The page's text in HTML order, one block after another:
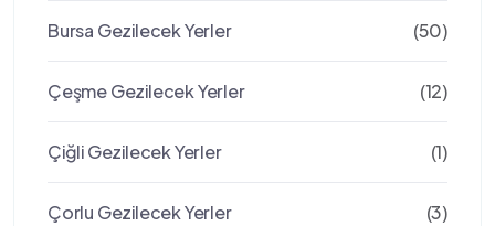
Bursa Gezilecek Yerler (50)
Çeşme Gezilecek Yerler (12)
Çiğli Gezilecek Yerler (1)
Çorlu Gezilecek Yerler (3)